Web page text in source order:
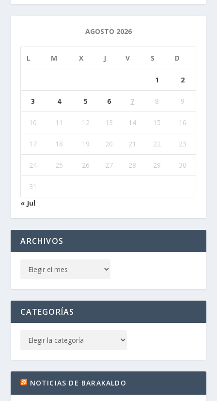
AGOSTO 2026
L M X J V S D
1 2
3 4 5 6 7 8 9
10 11 12 13 14 15 16
17 18 19 20 21 22 23
24 25 26 27 28 29 30
31
« Jul
ARCHIVOS
CATEGORÍAS
NOTICIAS DE BARAKALDO